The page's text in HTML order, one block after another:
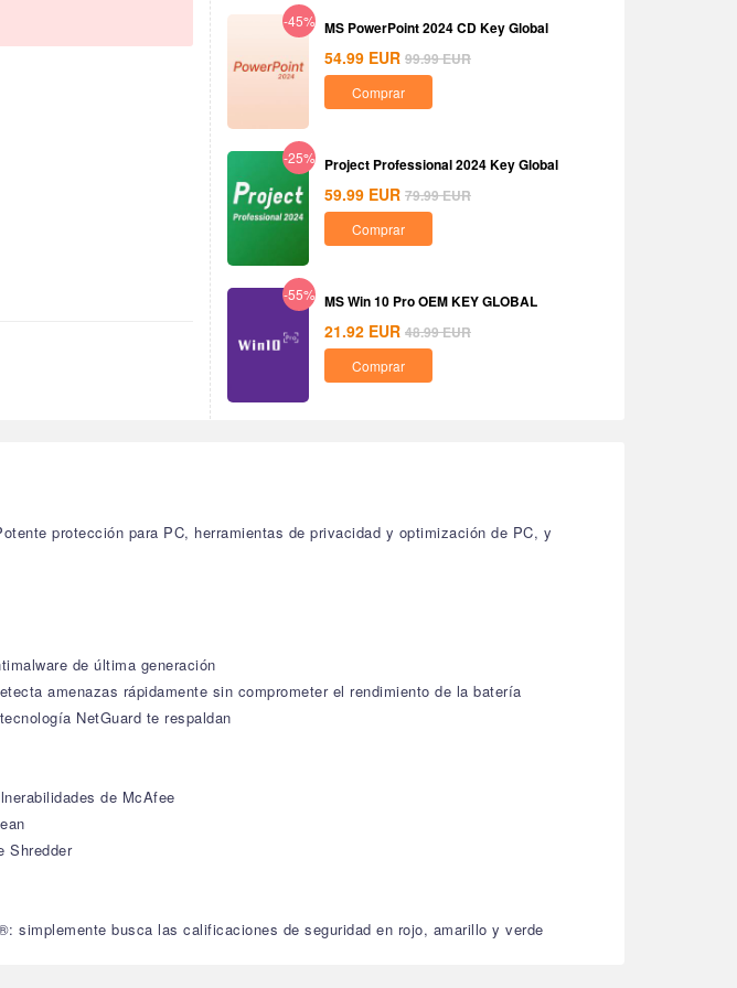
-45% MS PowerPoint 2024 CD Key Global
54.99 EUR 99.99EUR
Comprar
-25% Project Professional 2024 Key Global
59.99 EUR 79.99EUR
Comprar
-55% MS Win 10 Pro OEM KEY GLOBAL
21.92 EUR 48.99EUR
Comprar
protección para PC, herramientas de privacidad y optimización de PC, y
de última generación
amenazas rápidamente sin comprometer el rendimiento de la batería
NetGuard te respaldan
de McAfee
Shredder
busca las calificaciones de seguridad en rojo, amarillo y verde